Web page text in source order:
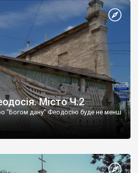
Місто Ч.2
"Богом дану" Феодосію буде не менш